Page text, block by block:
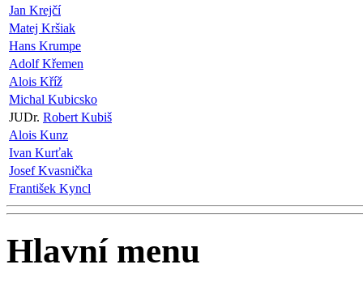
Jan Krejčí
Matej Kršiak
Hans Krumpe
Adolf Křemen
Alois Kříž
Michal Kubicsko
JUDr. Robert Kubiš
Alois Kunz
Ivan Kurťak
Josef Kvasnička
František Kyncl
Hlavní menu